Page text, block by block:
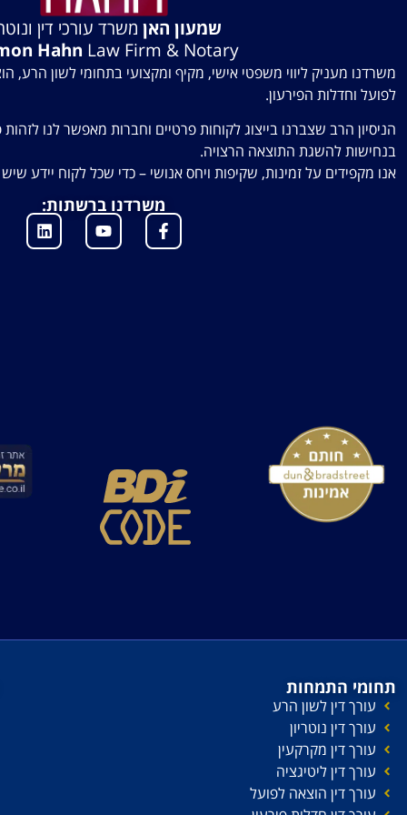
שמעון האןמשרד עורכי דין
Hahn Law Firm & Notary
משרדנו מעניק ליווי משפטי אישי, מקיף ומקצועי בתחומי לשון הרע,
לפועל וחדלות הפירעון.
הניסיון הרב שצברנו בייצוג לקוחות פרטיים וחברות מאפשר לנו לזהות
בנחישות להשגת התוצאה הרצויה.
אנו מקפידים על זמינות, שקיפות ויחס אנושי – כדי שכל לקוח יידע
משרדנו ברשתות:
תחומי התמחות
עורך דין לשון הרע
עורך דין נוטריון
עורך דין מקרקעין
עורך דין ליטיגציה
עורך דין הוצאה לפועל